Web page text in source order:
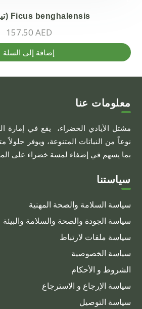
Ficus benghalensis (تين بنغالي)
157.50 AED
إضافة إلى السلة
معلومات عنا
نوعاً من النباتات المتنوعة، ويوفر حلولاً
بما يسهم في إضفاء لمسة خضراء على
سياستنا
سياسة السلامة والصحة المهنية
سياسة الجودة والصحة والسلامة والبيئة
سياسة ملفات لارتباط
سياسة الخصوصية
الشروط و الأحكام
سياسة الإرجاع و الاسترجاع
سياسة التوصيل